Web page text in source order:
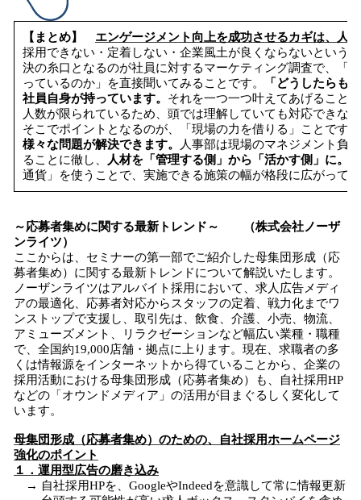
【まとめ】
エンゲージメント向上を成功させるカギは、人
採用できない・定着しない・企業風土が良くならないという
決の糸口となるのが社員に対するマーケティング調査で、「
っているのか」を直接聞いてみることです。
「どうしたらも
社員自身が持っています。 それを一つ一つ叶えてあげること
人数が限られているため、頭では理解していても対応できな
そこでポイントとなるのが、「現場の力を借りる」ことです。
様々な問題が解決できます。
人事部は現場のマネジメント負
ることに徹し、
人材を「管理する側」から「活かす側」に。
通貨」を使うことで、実施できる施策の幅が格段に広がって
～応募者集めに関する最新トレンド～ （株式会社ノーザ
ンライツ）
ここからは、セミナーの第一部でご紹介した母集団形成（応
募者集め）に関する最新トレンドについて解説いたします。
ノーザンライツはアルバイト採用において、求人広告メディ
アの最適化、応募者対応からスタッフの定着、戦力化までワ
ンストップで支援し、取引先は、飲食、介護、小売、物流、
アミューズメント、リラクゼーションなど幅広い業種・職種
で、全国約19,000店舗・拠点に上ります。現在、求職者の多
くは情報源をインターネットから得ていることから、企業の
採用活動における母集団形成（応募者集め）も、自社採用HP
などの「オウンドメディア」の活用が目まぐるしく変化して
います。
母集団形成（応募者集め）のための、自社採用ホームページ
強化のポイント
１．運用型広告の磨き込み
→ 自社採用HPを、GoogleやIndeedを意識して常に情報更新